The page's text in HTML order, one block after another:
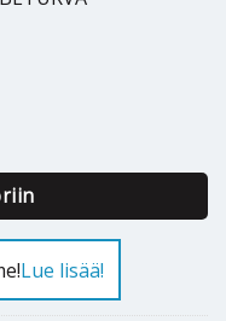
12kW S määrä
Lue lisää!